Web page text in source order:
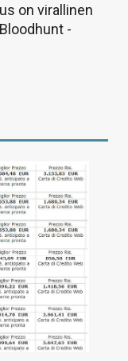
on virallinen
-